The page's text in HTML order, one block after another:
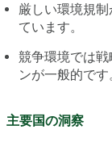
厳しい環境規
ています。
競争環境では
ンが一般的です
主要国の洞察